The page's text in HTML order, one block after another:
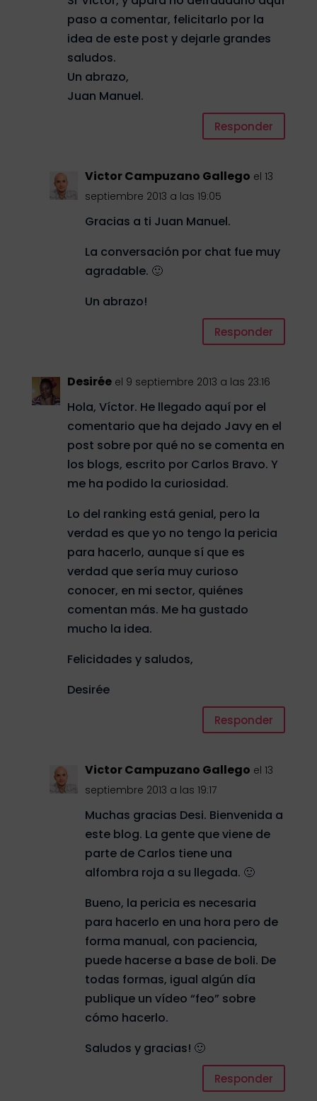
paso a comentar, felicitarlo por la
idea de este post y dejarle grandes
saludos.
Un abrazo,
Juan Manuel.
Responder
Victor Campuzano Gallego el 13
septiembre 2013 a las 19:05
Gracias a ti Juan Manuel.
La conversación por chat fue muy
agradable. 🙂
Un abrazo!
Responder
Desirée el 9 septiembre 2013 a las 23:16
Hola, Víctor. He llegado aquí por el
comentario que ha dejado Javy en el
post sobre por qué no se comenta en
los blogs, escrito por Carlos Bravo. Y
me ha podido la curiosidad.
Lo del ranking está genial, pero la
verdad es que yo no tengo la pericia
para hacerlo, aunque sí que es
verdad que sería muy curioso
conocer, en mi sector, quiénes
comentan más. Me ha gustado
mucho la idea.
Felicidades y saludos,
Desirée
Responder
Victor Campuzano Gallego el 13
septiembre 2013 a las 19:17
Muchas gracias Desi. Bienvenida a
este blog. La gente que viene de
parte de Carlos tiene una
alfombra roja a su llegada. 🙂
Bueno, la pericia es necesaria
para hacerlo en una hora pero de
forma manual, con paciencia,
puede hacerse a base de boli. De
todas formas, igual algún día
publique un vídeo “feo” sobre
cómo hacerlo.
Saludos y gracias! 🙂
Responder